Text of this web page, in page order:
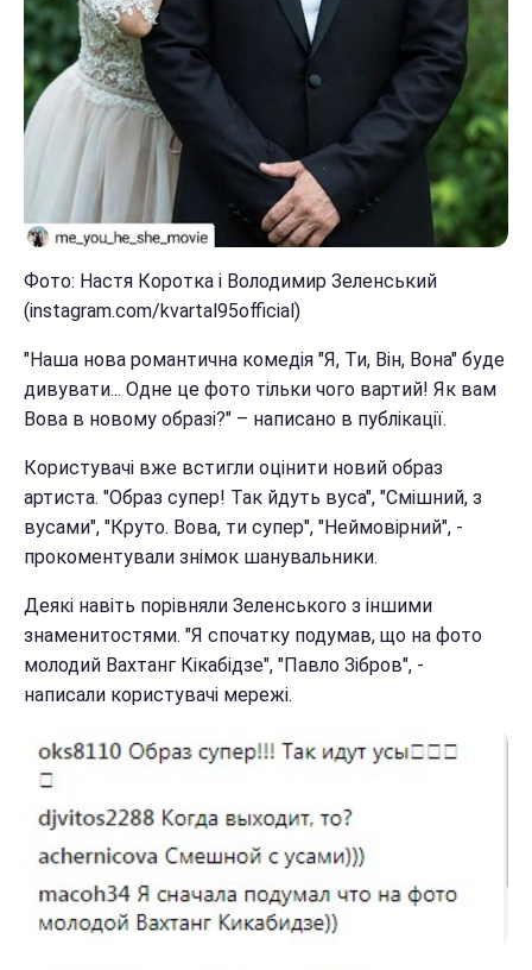
Фото: Настя Коротка і Володимир Зеленський
(instagram.com/kvartal95official)
"Наша нова романтична комедія "Я, Ти, Він, Вона" буде
дивувати... Одне це фото тільки чого вартий! Як вам
Вова в новому образі?" – написано в публікації.
Користувачі вже встигли оцінити новий образ
артиста. "Образ супер! Так йдуть вуса", "Смішний, з
вусами", "Круто. Вова, ти супер", "Неймовірний", -
прокоментували знімок шанувальники.
Деякі навіть порівняли Зеленського з іншими
знаменитостями. "Я спочатку подумав, що на фото
молодий Вахтанг Кікабідзе", "Павло Зібров", -
написали користувачі мережі.